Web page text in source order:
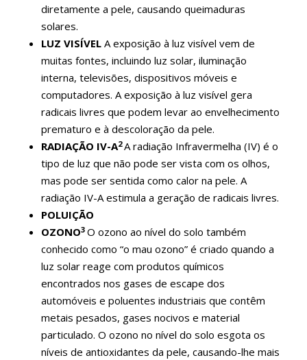
diretamente a pele, causando queimaduras
solares.
LUZ VISÍVEL A exposição à luz visível vem de
muitas fontes, incluindo luz solar, iluminação
interna, televisões, dispositivos móveis e
computadores. A exposição à luz visível gera
radicais livres que podem levar ao envelhecimento
prematuro e à descoloração da pele.
RADIAÇÃO IV-A2A radiação Infravermelha (IV) é o
tipo de luz que não pode ser vista com os olhos,
mas pode ser sentida como calor na pele. A
radiação IV-A estimula a geração de radicais livres.
POLUIÇÃO
OZONO3 O ozono ao nível do solo também
conhecido como “o mau ozono” é criado quando a
luz solar reage com produtos químicos
encontrados nos gases de escape dos
automóveis e poluentes industriais que contêm
metais pesados, gases nocivos e material
particulado. O ozono no nível do solo esgota os
níveis de antioxidantes da pele, causando-lhe mais